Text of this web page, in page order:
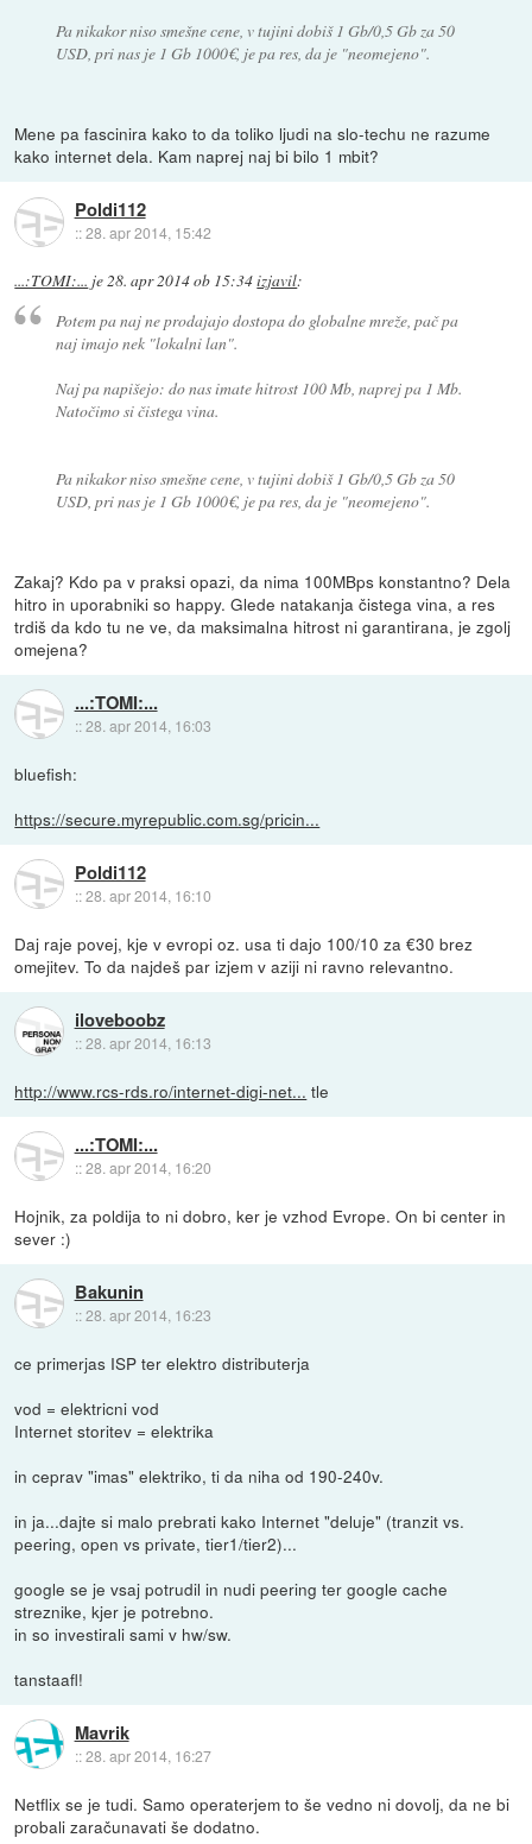
Pa nikakor niso smešne cene, v tujini dobiš 1 Gb/0,5 Gb za 50
USD, pri nas je 1 Gb 1000€, je pa res, da je "neomejeno".
Mene pa fascinira kako to da toliko ljudi na slo-techu ne razume
kako internet dela. Kam naprej naj bi bilo 1 mbit?
Poldi112
::28. apr 2014, 15:42
...:TOMI:... je28. apr 2014 ob 15:34izjavil:
Potem pa naj ne prodajajo dostopa do globalne mreže, pač pa
naj imajo nek "lokalni lan".
Naj pa napišejo: do nas imate hitrost 100 Mb, naprej pa 1 Mb.
Natočimo si čistega vina.
Pa nikakor niso smešne cene, v tujini dobiš 1 Gb/0,5 Gb za 50
USD, pri nas je 1 Gb 1000€, je pa res, da je "neomejeno".
Zakaj? Kdo pa v praksi opazi, da nima 100MBps konstantno? Dela
hitro in uporabniki so happy. Glede natakanja čistega vina, a res
trdiš da kdo tu ne ve, da maksimalna hitrost ni garantirana, je zgolj
omejena?
...:TOMI:...
::28. apr 2014, 16:03
bluefish:
https://secure.myrepublic.com.sg/pricin...
Poldi112
::28. apr 2014, 16:10
Daj raje povej, kje v evropi oz. usa ti dajo 100/10 za €30 brez
omejitev. To da najdeš par izjem v aziji ni ravno relevantno.
iloveboobz
::28. apr 2014, 16:13
http://www.rcs-rds.ro/internet-digi-net... tle
...:TOMI:...
::28. apr 2014, 16:20
Hojnik, za poldija to ni dobro, ker je vzhod Evrope. On bi center in
sever :)
Bakunin
::28. apr 2014, 16:23
ce primerjas ISP ter elektro distributerja
vod = elektricni vod
Internet storitev = elektrika
in ceprav "imas" elektriko, ti da niha od 190-240v.
in ja...dajte si malo prebrati kako Internet "deluje" (tranzit vs.
peering, open vs private, tier1/tier2)...
google se je vsaj potrudil in nudi peering ter google cache
streznike, kjer je potrebno.
in so investirali sami v hw/sw.
tanstaafl!
Mavrik
::28. apr 2014, 16:27
Netflix se je tudi. Samo operaterjem to še vedno ni dovolj, da ne bi
probali zaračunavati še dodatno.